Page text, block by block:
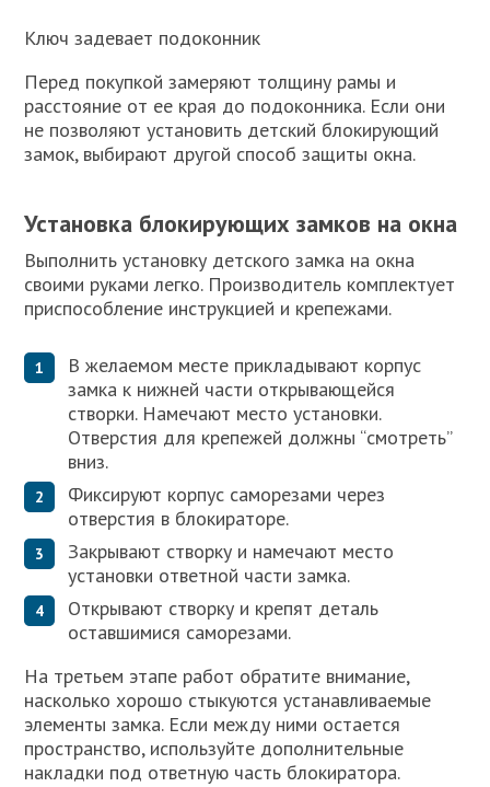
Ключ задевает подоконник
Перед покупкой замеряют толщину рамы и
расстояние от ее края до подоконника. Если они
не позволяют установить детский блокирующий
замок, выбирают другой способ защиты окна.
Установка блокирующих замков на окна
Выполнить установку детского замка на окна
своими руками легко. Производитель комплектует
приспособление инструкцией и крепежами.
В желаемом месте прикладывают корпус
замка к нижней части открывающейся
створки. Намечают место установки.
Отверстия для крепежей должны “смотреть”
вниз.
Фиксируют корпус саморезами через
отверстия в блокираторе.
Закрывают створку и намечают место
установки ответной части замка.
Открывают створку и крепят деталь
оставшимися саморезами.
На третьем этапе работ обратите внимание,
насколько хорошо стыкуются устанавливаемые
элементы замка. Если между ними остается
пространство, используйте дополнительные
накладки под ответную часть блокиратора.